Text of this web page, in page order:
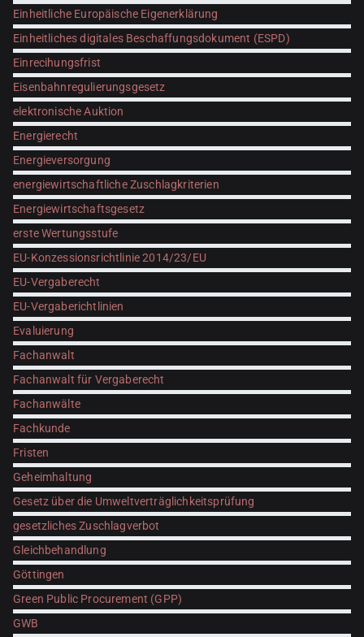
Einheitliche Europäische Eigenerklärung
Einheitliches digitales Beschaffungsdokument (ESPD)
Einrecihungsfrist
Eisenbahnregulierungsgesetz
elektronische Auktion
Energierecht
Energieversorgung
energiewirtschaftliche Zuschlagkriterien
Energiewirtschaftsgesetz
erste Wertungsstufe
EU-Konzessionsrichtlinie 2014/23/EU
EU-Vergaberecht
EU-Vergaberichtlinien
Evaluierung
Fachanwalt
Fachanwalt für Vergaberecht
Fachanwälte
Fachkunde
Fristen
Geheimhaltung
Gesetz über die Umweltverträglichkeitsprüfung
gesetzliches Zuschlagverbot
Gleichbehandlung
Göttingen
Green Public Procurement (GPP)
GWB